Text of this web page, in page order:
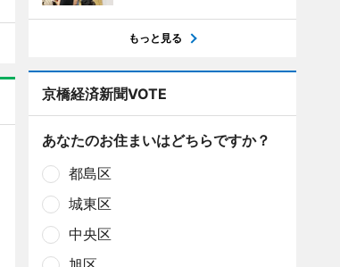
もっと見る
京橋経済新聞VOTE
あなたのお住まいはどちらですか？
都島区
城東区
中央区